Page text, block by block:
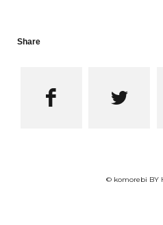
Share
 
© komorebi BY